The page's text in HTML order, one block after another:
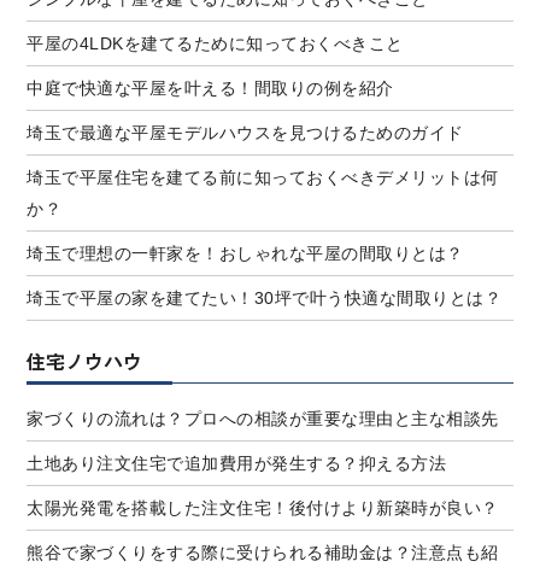
平屋の4LDKを建てるために知っておくべきこと
中庭で快適な平屋を叶える！間取りの例を紹介
埼玉で最適な平屋モデルハウスを見つけるためのガイド
埼玉で平屋住宅を建てる前に知っておくべきデメリットは何
か？
埼玉で理想の一軒家を！おしゃれな平屋の間取りとは？
埼玉で平屋の家を建てたい！30坪で叶う快適な間取りとは？
住宅ノウハウ
家づくりの流れは？プロへの相談が重要な理由と主な相談先
土地あり注文住宅で追加費用が発生する？抑える方法
太陽光発電を搭載した注文住宅！後付けより新築時が良い？
熊谷で家づくりをする際に受けられる補助金は？注意点も紹